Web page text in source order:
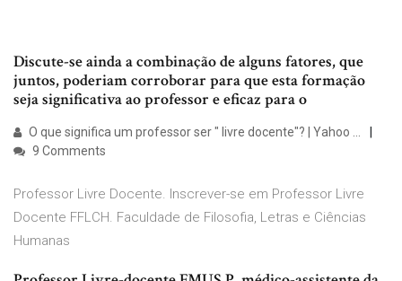
Discute-se ainda a combinação de alguns fatores, que
juntos, poderiam corroborar para que esta formação
seja significativa ao professor e eficaz para o
O que significa um professor ser " livre docente"? | Yahoo ...
9 Comments
Professor Livre Docente. Inscrever-se em Professor Livre
Docente FFLCH. Faculdade de Filosofia, Letras e Ciências
Humanas